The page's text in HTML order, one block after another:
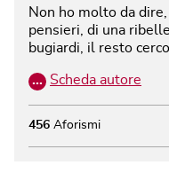
Non ho molto da
pensieri, di una
bugiardi, il resto
… Scheda autore
456 Aforismi